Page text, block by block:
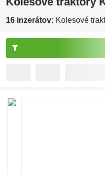
16 inzerátov: Kolesové